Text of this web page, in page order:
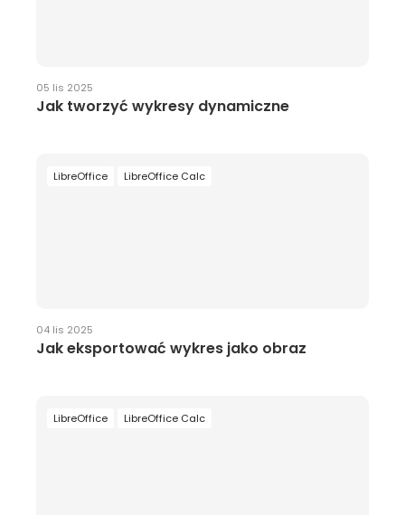
05 lis 2025
Jak tworzyć wykresy dynamiczne
LibreOffice LibreOffice Calc
04 lis 2025
Jak eksportować wykres jako obraz
LibreOffice LibreOffice Calc